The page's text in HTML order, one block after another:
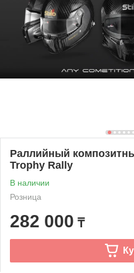
Раллийный
Trophy Rally
В наличии
Розница
282 000 ₸